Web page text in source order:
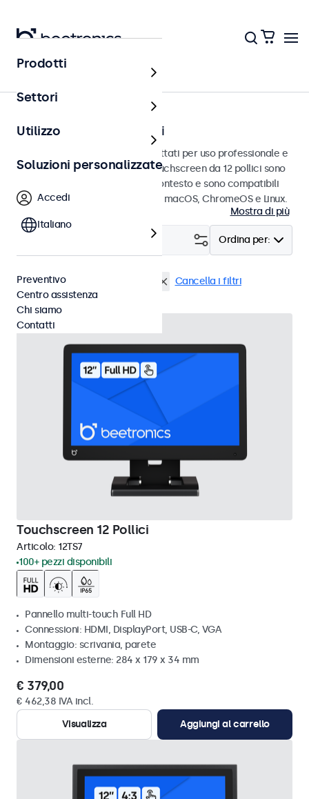
Touchscreen
Touchscreen da 12 pollici
Touchscreen da 12 pollici progettati per uso professionale e
uso continuo. Questi monitor touchscreen da 12 pollici sono
facili da integrare in qualsiasi contesto e sono compatibili
con i sistemi operativi Windows, macOS, ChromeOS e Linux.
Mostra di più
Ordina per:
Touchscreen 12 pollici Cancella i filtri
Touchscreen 12 Pollici
Articolo: 12TS7
100+ pezzi disponibili
Pannello multi-touch Full HD
Connessioni: HDMI, DisplayPort, USB-C, VGA
Montaggio: scrivania, parete
Dimensioni esterne: 284 x 179 x 34 mm
€ 379,00
€ 462,38 IVA incl.
Visualizza
Aggiungi al carrello
Prodotti
Settori
Utilizzo
Soluzioni personalizzate
Accedi
Italiano
Preventivo
Centro assistenza
Chi siamo
Contatti